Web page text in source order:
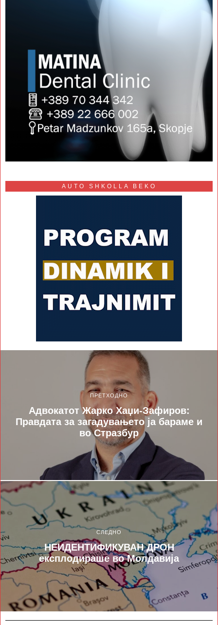
AUTO SHKOLLA BEKO
ПРЕТХОДНО
Адвокатот Жарко Хаџи-Зафиров:
Правдата за загадувањето ја бараме и
во Стразбур
СЛЕДНО
НЕИДЕНТИФИКУВАН ДРОН
експлодираше во Молдавија